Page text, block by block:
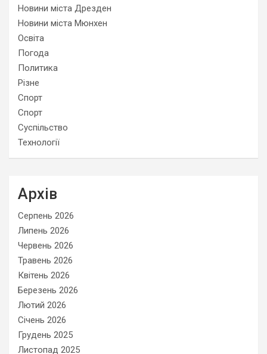
Новини міста Дрезден
Новини міста Мюнхен
Освіта
Погода
Политика
Різне
Спорт
Спорт
Суспільство
Технології
Архів
Серпень 2026
Липень 2026
Червень 2026
Травень 2026
Квітень 2026
Березень 2026
Лютий 2026
Січень 2026
Грудень 2025
Листопад 2025